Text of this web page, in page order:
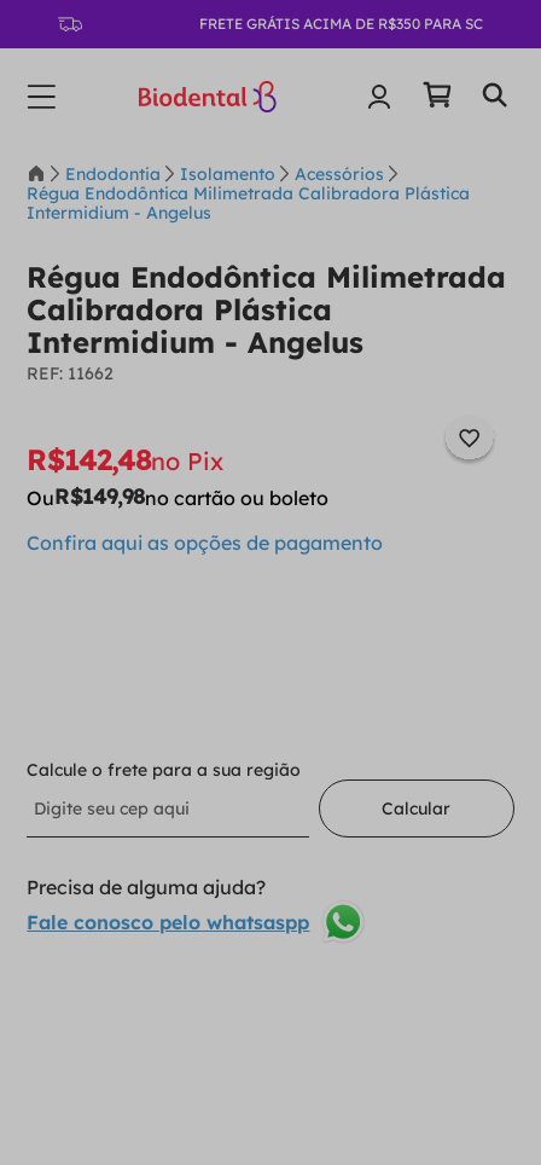
FRETE GRÁTIS ACIMA DE R$350 PARA SC
Endodontia Isolamento
Acessórios
Régua Endodôntica Milimetrada Calibradora Plástica
Intermidium - Angelus
Régua Endodôntica Milimetrada
Calibradora Plástica
Intermidium - Angelus
: 11662
R$142,48no Pix
OuR$149,98no cartão ou boleto
Confira aqui as opções de pagamento
Calcule o frete para a sua região
Calcular
Precisa de alguma ajuda?
Fale conosco pelo whatsaspp